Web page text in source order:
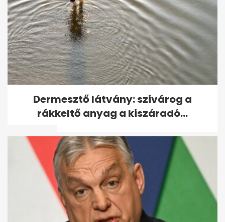
Az erős szél miatt autókra,
sínekre dőlt fák alól mentenek
a...
Dermesztő látvány: szivárog a
rákkeltő anyag a kiszáradó...